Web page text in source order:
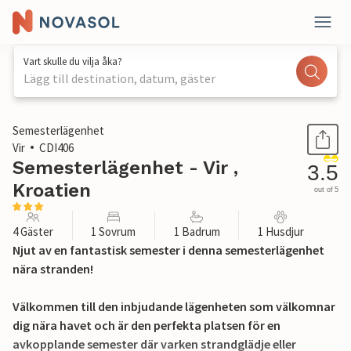
Vart skulle du vilja åka?
Lägg till destination, datum, gäster
1 / 23
Semesterlägenhet
Vir
CDI406
Semesterlägenhet - Vir ,
Kroatien
3.5
out of 5
4 Gäster 1 Sovrum 1 Badrum 1 Husdjur
Njut av en fantastisk semester i denna semesterlägenhet
nära stranden!
Välkommen till den inbjudande lägenheten som välkomnar
dig nära havet och är den perfekta platsen för en
avkopplande semester där varken strandglädje eller